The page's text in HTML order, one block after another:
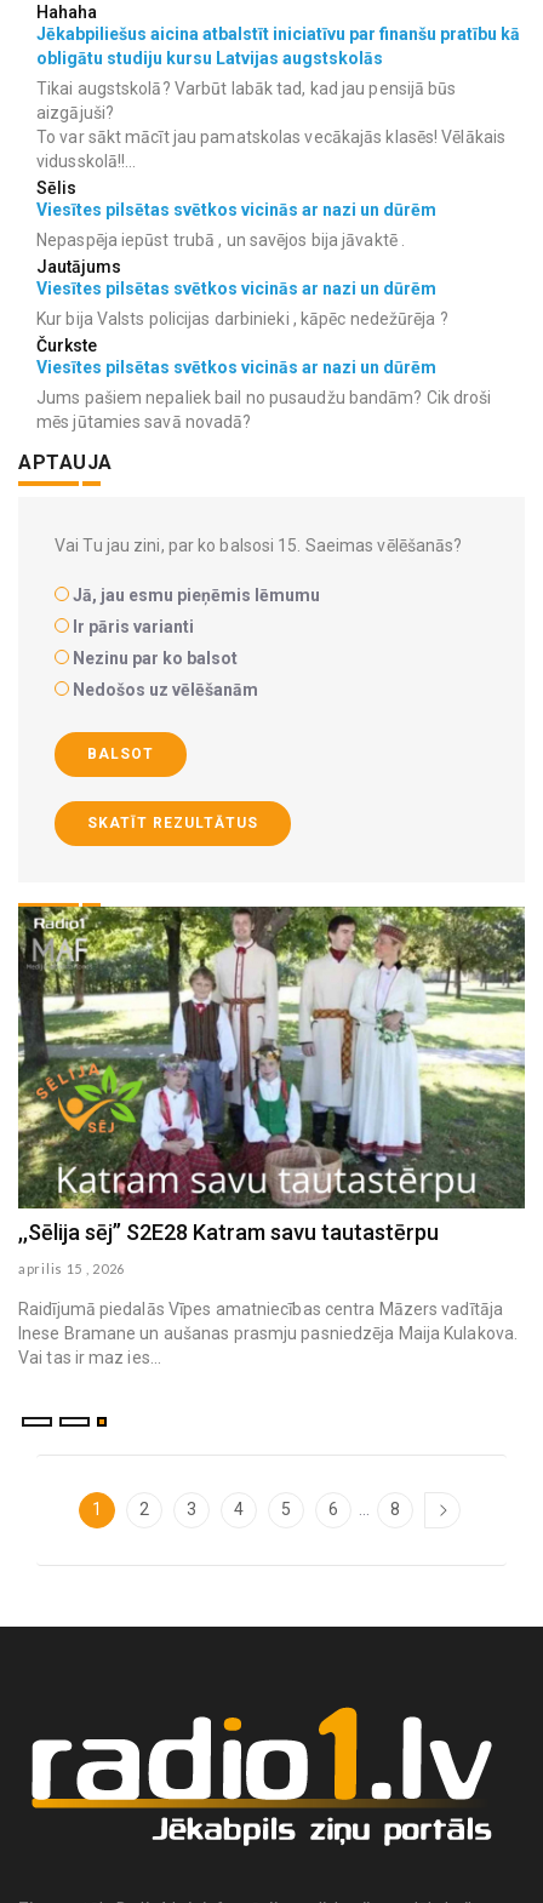
Hahaha
Jēkabpiliešus aicina atbalstīt iniciatīvu par finanšu pratību kā
obligātu studiju kursu Latvijas augstskolās
Tikai augstskolā? Varbūt labāk tad, kad jau pensijā būs
aizgājuši?
To var sākt mācīt jau pamatskolas vecākajās klasēs! Vēlākais
vidusskolā!!...
Sēlis
Viesītes pilsētas svētkos vicinās ar nazi un dūrēm
Nepaspēja iepūst trubā , un savējos bija jāvaktē .
Jautājums
Viesītes pilsētas svētkos vicinās ar nazi un dūrēm
Kur bija Valsts policijas darbinieki , kāpēc nedežūrēja ?
Čurkste
Viesītes pilsētas svētkos vicinās ar nazi un dūrēm
Jums pašiem nepaliek bail no pusaudžu bandām? Cik droši
mēs jūtamies savā novadā?
APTAUJA
Vai Tu jau zini, par ko balsosi 15. Saeimas vēlēšanās?
Jā, jau esmu pieņēmis lēmumu
Ir pāris varianti
Nezinu par ko balsot
Nedošos uz vēlēšanām
BALSOT
SKATĪT REZULTĀTUS
,,Sēlija sēj’’ S2E28 Katram savu tautastērpu
aprilis 15 , 2026
Raidījumā piedalās Vīpes amatniecības centra Māzers vadītāja
Inese Bramane un aušanas prasmju pasniedzēja Maija Kulakova.
Vai tas ir maz ies...
1 2 3 4 5 6 8